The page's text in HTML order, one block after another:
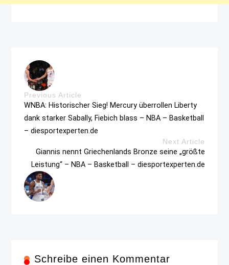
Previous Article
WNBA: Historischer Sieg! Mercury überrollen Liberty
dank starker Sabally, Fiebich blass – NBA – Basketball
– diesportexperten.de
Next Article
Giannis nennt Griechenlands Bronze seine „größte
Leistung“ – NBA – Basketball – diesportexperten.de
Schreibe einen Kommentar